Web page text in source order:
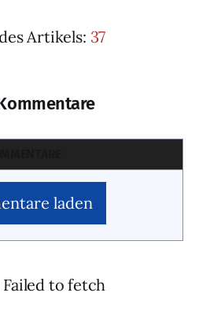
Artikels: 37
laden
to fetch